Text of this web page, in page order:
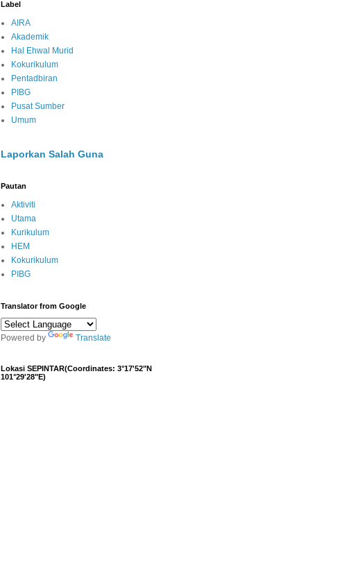
Label
AIRA
Akademik
Hal Ehwal Murid
Kokurikulum
Pentadbiran
PIBG
Pusat Sumber
Umum
Laporkan Salah Guna
Pautan
Aktiviti
Utama
Kurikulum
HEM
Kokurikulum
PIBG
Translator from Google
Powered by Translate
Lokasi SEPINTAR(Coordinates: 3°17'52"N
101°29'28"E)